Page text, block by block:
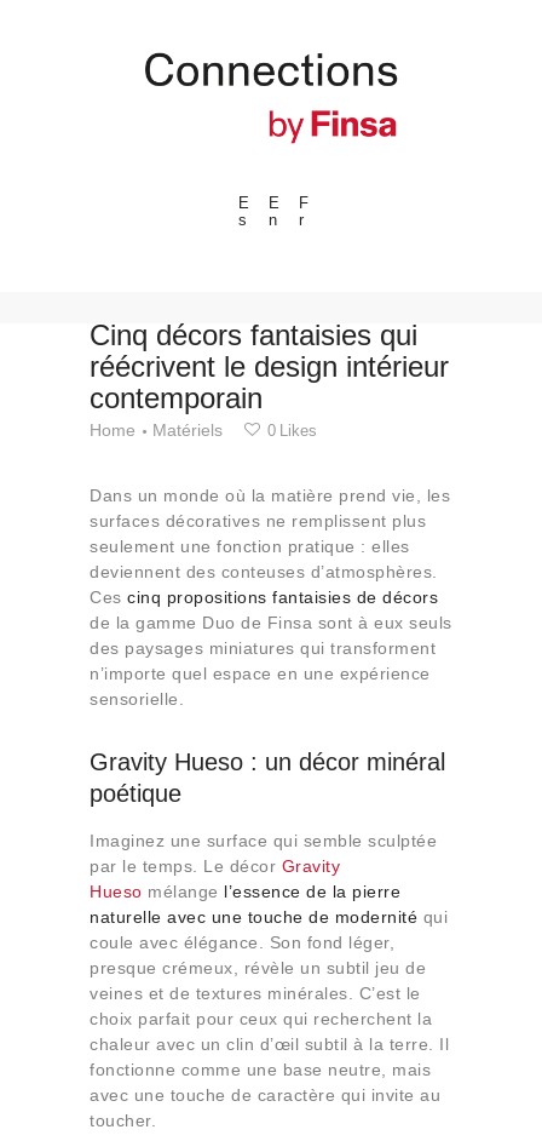
E
s
E
n
F
r
---ENLACES---
Événements
Espaces
Matériels
Technologie
Collaborations
Qui sommes-nous
Contact
Cinq décors fantaisies qui
réécrivent le design intérieur
contemporain
Home Matériels 0 Likes
Dans un monde où la matière prend vie, les
surfaces décoratives ne remplissent plus
seulement une fonction pratique : elles
deviennent des conteuses d’atmosphères.
Ces cinq propositions fantaisies de décors
de la gamme Duo de Finsa sont à eux seuls
des paysages miniatures qui transforment
n’importe quel espace en une expérience
sensorielle.
Gravity Hueso : un décor minéral
poétique
Imaginez une surface qui semble sculptée
par le temps. Le décor Gravity
Hueso mélange l’essence de la pierre
naturelle avec une touche de modernité qui
coule avec élégance. Son fond léger,
presque crémeux, révèle un subtil jeu de
veines et de textures minérales. C’est le
choix parfait pour ceux qui recherchent la
chaleur avec un clin d’œil subtil à la terre. Il
fonctionne comme une base neutre, mais
avec une touche de caractère qui invite au
toucher.